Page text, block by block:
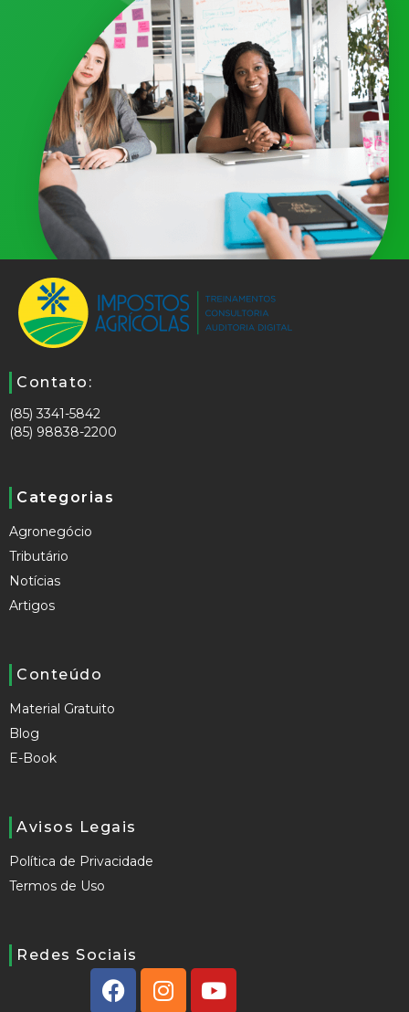
Contato:
(85) 3341-5842
(85) 98838-2200
Categorias
Agronegócio
Tributário
Notícias
Artigos
Conteúdo
Material Gratuito
Blog
E-Book
Avisos Legais
Política de Privacidade
Termos de Uso
Redes Sociais
F
I
Y